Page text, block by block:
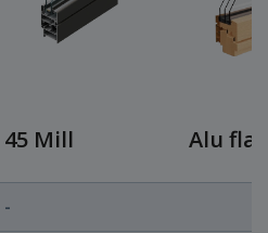
45 Mill Alu flat
-